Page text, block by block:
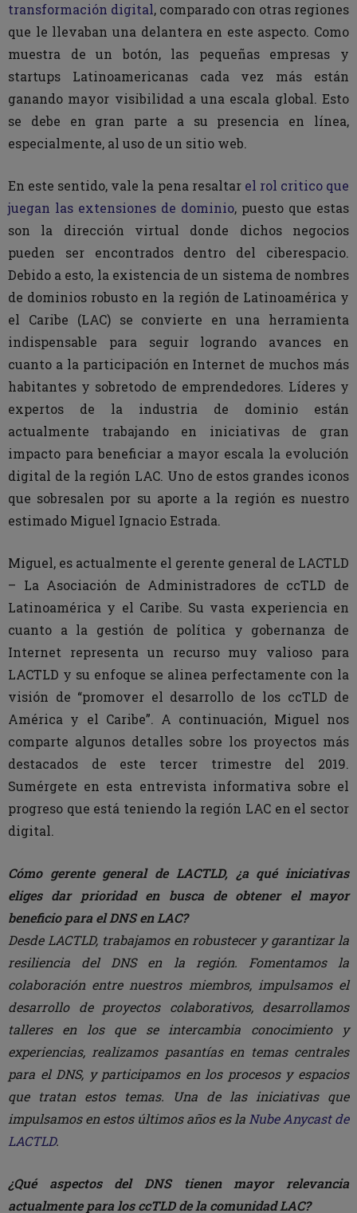
transformación digital, comparado con otras regiones
que le llevaban una delantera en este aspecto. Como
muestra de un botón, las pequeñas empresas y
startups Latinoamericanas cada vez más están
ganando mayor visibilidad a una escala global. Esto
se debe en gran parte a su presencia en línea,
especialmente, al uso de un sitio web.
En este sentido, vale la pena resaltar el rol critico que
juegan las extensiones de dominio, puesto que estas
son la dirección virtual donde dichos negocios
pueden ser encontrados dentro del ciberespacio.
Debido a esto, la existencia de un sistema de nombres
de dominios robusto en la región de Latinoamérica y
el Caribe (LAC) se convierte en una herramienta
indispensable para seguir logrando avances en
cuanto a la participación en Internet de muchos más
habitantes y sobretodo de emprendedores. Líderes y
expertos de la industria de dominio están
actualmente trabajando en iniciativas de gran
impacto para beneficiar a mayor escala la evolución
digital de la región LAC. Uno de estos grandes iconos
que sobresalen por su aporte a la región es nuestro
estimado Miguel Ignacio Estrada.
Miguel, es actualmente el gerente general de LACTLD
– La Asociación de Administradores de ccTLD de
Latinoamérica y el Caribe. Su vasta experiencia en
cuanto a la gestión de política y gobernanza de
Internet representa un recurso muy valioso para
LACTLD y su enfoque se alinea perfectamente con la
visión de “promover el desarrollo de los ccTLD de
América y el Caribe”. A continuación, Miguel nos
comparte algunos detalles sobre los proyectos más
destacados de este tercer trimestre del 2019.
Sumérgete en esta entrevista informativa sobre el
progreso que está teniendo la región LAC en el sector
digital.
Cómo gerente general de LACTLD, ¿a qué iniciativas
eliges dar prioridad en busca de obtener el mayor
beneficio para el DNS en LAC?
Desde LACTLD, trabajamos en robustecer y garantizar la
resiliencia del DNS en la región. Fomentamos la
colaboración entre nuestros miembros, impulsamos el
desarrollo de proyectos colaborativos, desarrollamos
talleres en los que se intercambia conocimiento y
experiencias, realizamos pasantías en temas centrales
para el DNS, y participamos en los procesos y espacios
que tratan estos temas. Una de las iniciativas que
impulsamos en estos últimos años es laNube Anycast de
LACTLD.
¿Qué aspectos del DNS tienen mayor relevancia
actualmente para los ccTLD de la comunidad LAC?